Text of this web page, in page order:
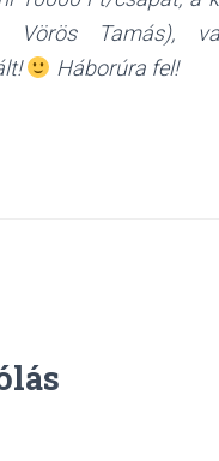
Vörös Tamás),
Háborúra fel!